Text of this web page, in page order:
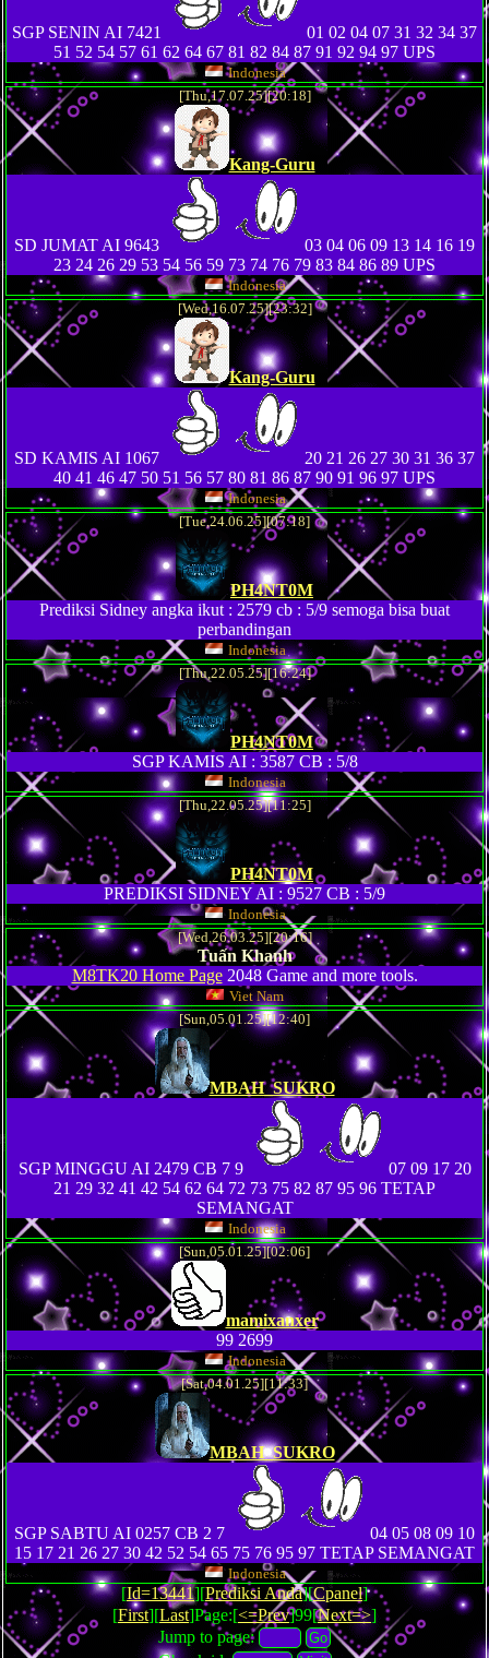
SGP SENIN AI 7421
01 02 04 07 31 32 34 37
51 52 54 57 61 62 64 67 81 82 84 87 91 92 94 97 UPS
Indonesia
[Thu,17.07.25][20:18]
Kang-Guru
SD JUMAT AI 9643
03 04 06 09 13 14 16 19
23 24 26 29 53 54 56 59 73 74 76 79 83 84 86 89 UPS
Indonesia
[Wed,16.07.25][23:32]
Kang-Guru
SD KAMIS AI 1067
20 21 26 27 30 31 36 37
40 41 46 47 50 51 56 57 80 81 86 87 90 91 96 97 UPS
Indonesia
[Tue,24.06.25][07:18]
PH4NT0M
Prediksi Sidney angka ikut : 2579 cb : 5/9 semoga bisa buat
perbandingan
Indonesia
[Thu,22.05.25][16:24]
PH4NT0M
SGP KAMIS AI : 3587 CB : 5/8
Indonesia
[Thu,22.05.25][11:25]
PH4NT0M
PREDIKSI SIDNEY AI : 9527 CB : 5/9
Indonesia
[Wed,26.03.25][20:16]
Tuấn Khanh
M8TK20 Home Page2048 Game and more tools.
Viet Nam
[Sun,05.01.25][12:40]
MBAH_SUKRO
SGP MINGGU AI 2479 CB 7 9
07 09 17 20
21 29 32 41 42 54 62 64 72 73 75 82 87 95 96 TETAP
SEMANGAT
Indonesia
[Sun,05.01.25][02:06]
mamixanxer
99 2699
Indonesia
[Sat,04.01.25][11:33]
MBAH_SUKRO
SGP SABTU AI 0257 CB 2 7
04 05 08 09 10
15 17 21 26 27 30 42 52 54 65 75 76 95 97 TETAP SEMANGAT
Indonesia
[Id=13441][Prediksi Anda][Cpanel]
[First][Last]Page:[<=Prev]99[Next=>]
Jump to page: